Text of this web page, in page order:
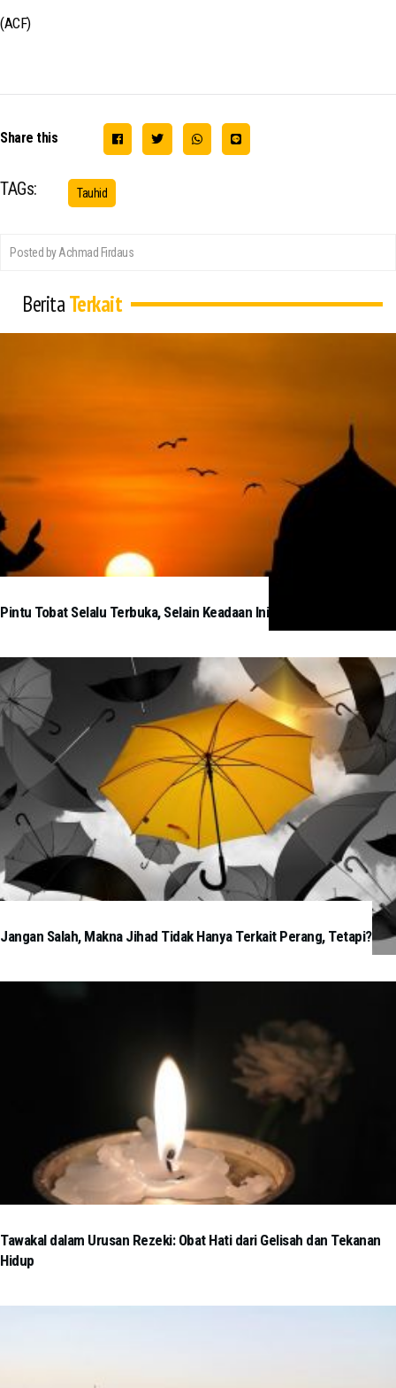
(ACF)
Share this
TAGs: Tauhid
Posted by Achmad Firdaus
BeritaTerkait
Pintu Tobat Selalu Terbuka, Selain Keadaan Ini
Jangan Salah, Makna Jihad Tidak Hanya Terkait Perang, Tetapi?
Tawakal dalam Urusan Rezeki: Obat Hati dari Gelisah dan Tekanan
Hidup